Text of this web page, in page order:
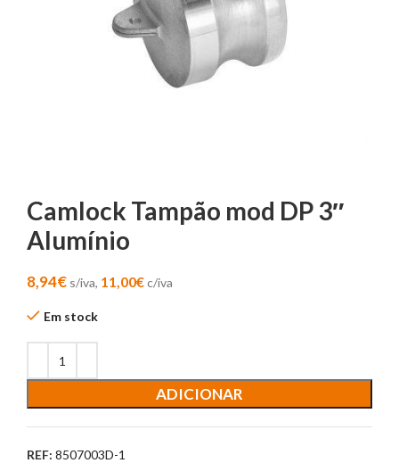
Camlock Tampão mod DP 3″
Alumínio
8,94€ s/iva, 11,00€c/iva
Em stock
ADICIONAR
REF: 8507003D-1